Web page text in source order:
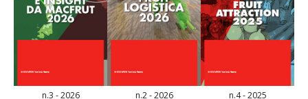
n.3 - 2026 n.2 - 2026 n.4 - 2025